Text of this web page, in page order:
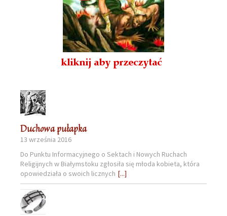
Duchowa pułapka
13 września 2016
Do Punktu Informacyjnego o Sektach i Nowych Ruchach
Religijnych w Białymstoku zgłosiła się młoda kobieta, która
opowiedziała o swoich licznych [...]